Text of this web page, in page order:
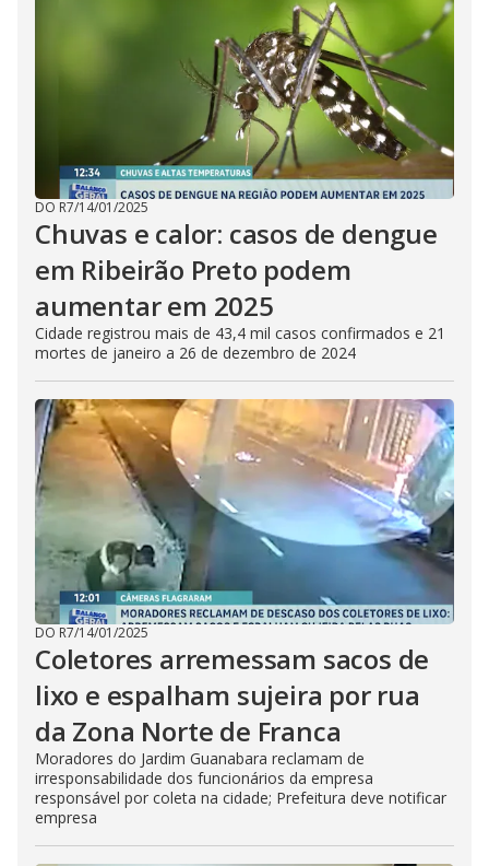
DO R7/14/01/2025
Chuvas e calor: casos de dengue
em Ribeirão Preto podem
aumentar em 2025
Cidade registrou mais de 43,4 mil casos confirmados e 21
mortes de janeiro a 26 de dezembro de 2024
DO R7/14/01/2025
Coletores arremessam sacos de
lixo e espalham sujeira por rua
da Zona Norte de Franca
Moradores do Jardim Guanabara reclamam de
irresponsabilidade dos funcionários da empresa
responsável por coleta na cidade; Prefeitura deve notificar
empresa